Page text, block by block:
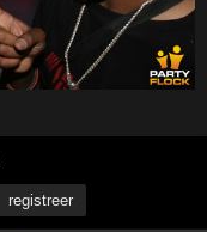
registreer